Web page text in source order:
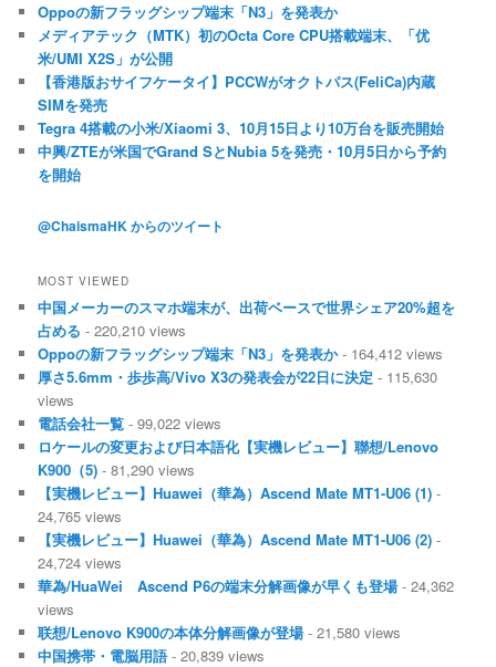
Oppoの新フラッグシップ端末「N3」を発表か
メディアテック（MTK）初のOcta Core CPU搭載端末、「优
米/UMI X2S」が公開
【香港版おサイフケータイ】PCCWがオクトパス(FeliCa)内蔵
SIMを発売
Tegra 4搭載の小米/Xiaomi 3、10月15日より10万台を販売開始
中興/ZTEが米国でGrand SとNubia 5を発売・10月5日から予約
を開始
@ChaismaHK からのツイート
MOST VIEWED
中国メーカーのスマホ端末が、出荷ベースで世界シェア20%超を
占める - 220,210 views
Oppoの新フラッグシップ端末「N3」を発表か- 164,412 views
厚さ5.6mm・歩歩高/Vivo X3の発表会が22日に決定 - 115,630
views
電話会社一覧 - 99,022 views
ロケールの変更および日本語化【実機レビュー】聯想/Lenovo
K900（5) - 81,290 views
【実機レビュー】Huawei（華為）Ascend Mate MT1-U06 (1) -
24,765 views
【実機レビュー】Huawei（華為）Ascend Mate MT1-U06 (2) -
24,724 views
華為/HuaWei Ascend P6の端末分解画像が早くも登場- 24,362
views
联想/Lenovo K900の本体分解画像が登場- 21,580 views
中国携帯・電脳用語- 20,839 views